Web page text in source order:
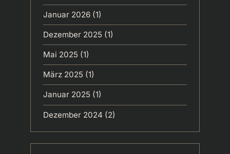
Januar 2026 (1)
Dezember 2025 (1)
Mai 2025 (1)
März 2025 (1)
Januar 2025 (1)
Dezember 2024 (2)